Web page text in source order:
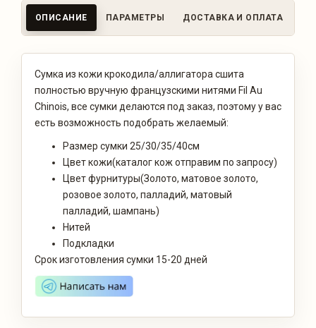
ОПИСАНИЕ ПАРАМЕТРЫ ДОСТАВКА И ОПЛАТА
Сумка из кожи крокодила/аллигатора сшита
полностью вручную французскими нитями Fil Au
Chinois, все сумки делаются под заказ, поэтому у вас
есть возможность подобрать желаемый:
Размер сумки 25/30/35/40см
Цвет кожи(каталог кож отправим по запросу)
Цвет фурнитуры(Золото, матовое золото,
розовое золото, палладий, матовый
палладий, шампань)
Нитей
Подкладки
Срок изготовления сумки 15-20 дней